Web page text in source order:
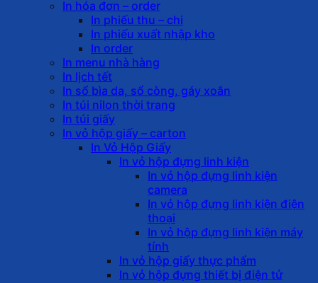
In hóa đơn – order
In phiếu thu – chi
In phiếu xuất nhập kho
In order
In menu nhà hàng
In lịch tết
In sổ bìa da, sổ còng, gáy xoắn
In túi nilon thời trang
In túi giấy
In vỏ hộp giấy – carton
In Vỏ Hộp Giấy
In vỏ hộp đựng linh kiện
In vỏ hộp đựng linh kiện
camera
In vỏ hộp đựng linh kiện điện
thoại
In vỏ hộp đựng linh kiện máy
tính
In vỏ hộp giấy thực phẩm
In vỏ hộp đựng thiết bị điện tử